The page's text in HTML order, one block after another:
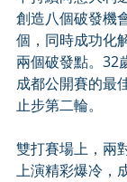
創造八個破發機
個，同時成功化
兩個破發點。32
成都公開賽的最
止步第二輪。
雙打賽場上，兩
上演精彩爆冷，